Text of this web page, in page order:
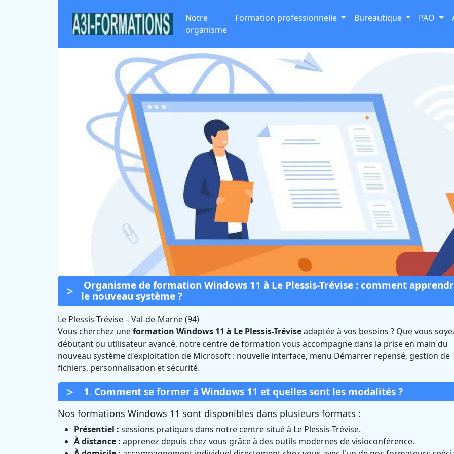
Notre
organisme
Formation professionnelle Bureautique PAO
Formation Windows 11 à Le
Trévise (Val-de-Marne)
Certifié Qualiopi et éligible CPF
Organisme de formation Windows 11 à Le Plessis-Trévise : comment
le nouveau système ?
Le Plessis-Trévise–Val-de-Marne (94)
Vous cherchez uneformation Windows 11 à Le Plessis-Tréviseadaptée à vos besoins ? Que vous
débutant ou utilisateur avancé, notre centre de formation vous accompagne dans la prise en main du
nouveau système d'exploitation de Microsoft : nouvelle interface, menu Démarrer repensé, gestion de
fichiers, personnalisation et sécurité.
1. Comment se former à Windows 11 et quelles sont les modalités ?
Nos formations Windows 11 sont disponibles dans plusieurs formats :
Présentiel : sessions pratiques dans notre centre situé à Le Plessis-Trévise.
À distance : apprenez depuis chez vous grâce à des outils modernes de visioconférence.